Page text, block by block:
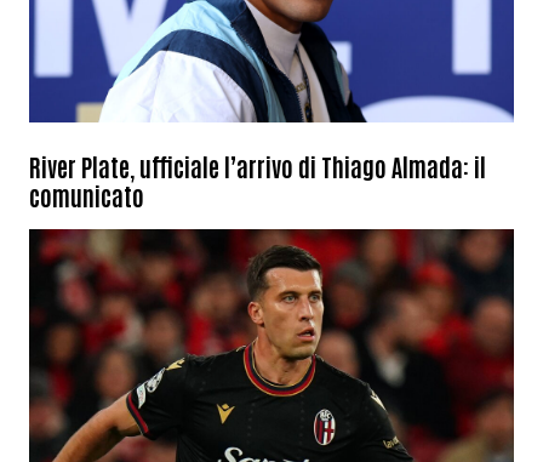
River Plate, ufficiale l’arrivo di Thiago Almada: il
comunicato